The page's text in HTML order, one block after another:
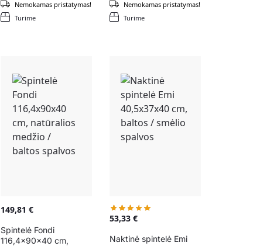
Turime
Nemokamas pristatymas!
Turime
Nemokamas pristatymas!
149,81€
Spintelė Fondi
116,4x90x40 cm,
53,33 €
Naktinė spintelė Emi